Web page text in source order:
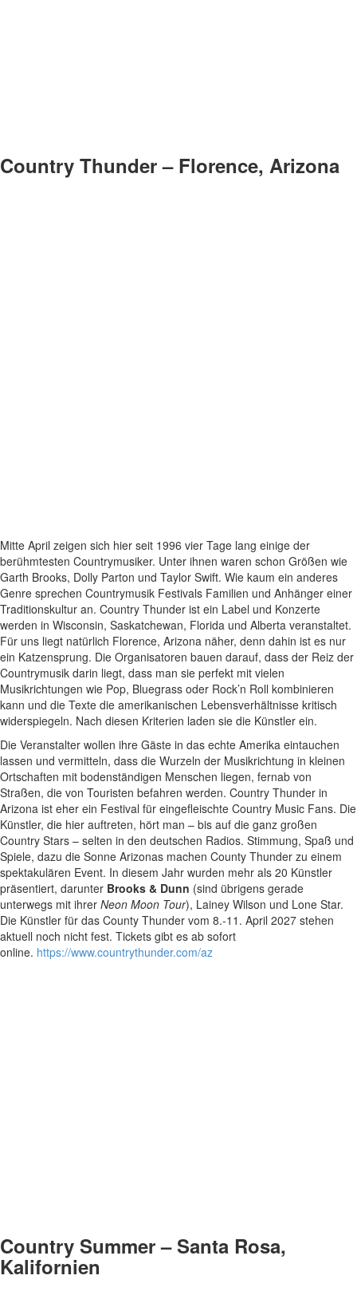
Country Thunder – Florence, Arizona
Mitte April zeigen sich hier seit 1996 vier Tage lang einige der
berühmtesten Countrymusiker. Unter ihnen waren schon Größen wie
Garth Brooks, Dolly Parton und Taylor Swift. Wie kaum ein anderes
Genre sprechen Countrymusik Festivals Familien und Anhänger einer
Traditionskultur an. Country Thunder ist ein Label und Konzerte
werden in Wisconsin, Saskatchewan, Florida und Alberta veranstaltet.
Für uns liegt natürlich Florence, Arizona näher, denn dahin ist es nur
ein Katzensprung. Die Organisatoren bauen darauf, dass der Reiz der
Countrymusik darin liegt, dass man sie perfekt mit vielen
Musikrichtungen wie Pop, Bluegrass oder Rock’n Roll kombinieren
kann und die Texte die amerikanischen Lebensverhältnisse kritisch
widerspiegeln. Nach diesen Kriterien laden sie die Künstler ein.
Die Veranstalter wollen ihre Gäste in das echte Amerika eintauchen
lassen und vermitteln, dass die Wurzeln der Musikrichtung in kleinen
Ortschaften mit bodenständigen Menschen liegen, fernab von
Straßen, die von Touristen befahren werden. Country Thunder in
Arizona ist eher ein Festival für eingefleischte Country Music Fans. Die
Künstler, die hier auftreten, hört man – bis auf die ganz großen
Country Stars – selten in den deutschen Radios. Stimmung, Spaß und
Spiele, dazu die Sonne Arizonas machen County Thunder zu einem
spektakulären Event. In diesem Jahr wurden mehr als 20 Künstler
präsentiert, darunter Brooks & Dunn (sind übrigens gerade
unterwegs mit ihrer Neon Moon Tour), Lainey Wilson und Lone Star.
Die Künstler für das County Thunder vom 8.-11. April 2027 stehen
aktuell noch nicht fest. Tickets gibt es ab sofort
online. https://www.countrythunder.com/az
Country Summer – Santa Rosa,
Kalifornien